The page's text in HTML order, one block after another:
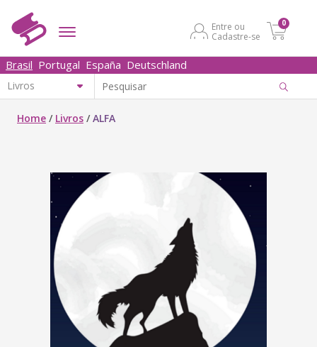
Entre ou
Cadastre-se
0
Brasil Portugal España Deutschland
Home / Livros /ALFA